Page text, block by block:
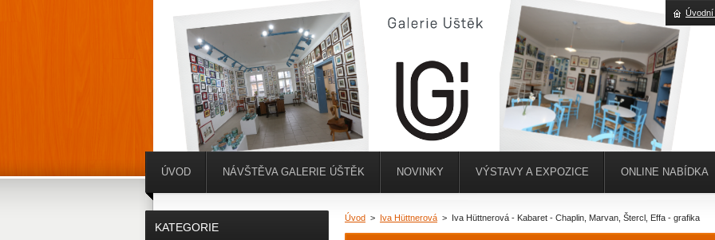
Úvod > Iva Hüttnerová > Iva Hüttnerová - Kabaret - Chaplin, Marvan, Štercl, Effa - grafika
KATEGORIE
ÚVOD NÁVŠTĚVA GALERIE ÚŠTĚK NOVINKY VÝSTAVY A EXPOZICE ONLINE NABÍDKA